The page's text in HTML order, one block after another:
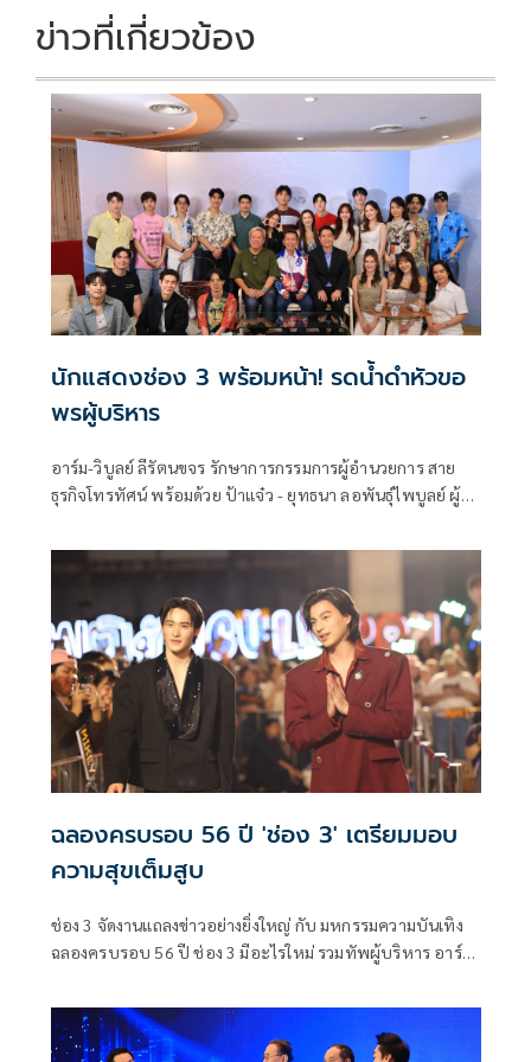
k k
ข่าวที่เกี่ยวข้อง
นักแสดงช่อง 3 พร้อมหน้า! รดน้ำดำหัวขอ
พรผู้บริหาร
อาร์ม-วิบูลย์ ลีรัตนขจร รักษาการกรรมการผู้อำนวยการ สาย
ธุรกิจโทรทัศน์ พร้อมด้วย ป้าแจ๋ว - ยุทธนา ลอพันธุ์ไพบูลย์ ผู้จัด
ไทย เข้ารดน้ำดำหัว ขอพรผู้บริหารที่เคารพนับถืออย่าง สมรักษ์
บีอีซี เวิลด์ จำกัด (มหาชน) เพื่อความเป็นสิริมงคลเนื่องในโอกาส
วันปีใหม่ไทย
ฉลองครบรอบ 56 ปี 'ช่อง 3' เตรียมมอบ
ความสุขเต็มสูบ
ช่อง 3 จัดงานแถลงข่าวอย่างยิ่งใหญ่ กับ มหกรรมความบันเทิง
ฉลองครบรอบ 56 ปี ช่อง 3 มีอะไรใหม่ รวมทัพผู้บริหาร อาร์ม-
นักแสดงชื่อดัง มาร่วมอัปเดตผลงานละคร ซีรีส์ คุณภาพหลาก
หลายแนว พร้อมกิจกรรมสุดเอ็กซ์คลูซีฟ และเซอร์ไพรส์พิเศษ